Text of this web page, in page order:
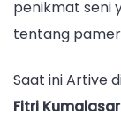
penikmat seni
tentang
Saat ini Artive
Fitri